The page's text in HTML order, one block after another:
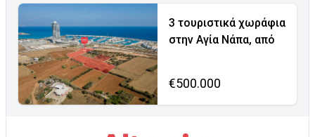
3 τουριστικά χωράφια
στην Αγία Νάπα, από
€500.000